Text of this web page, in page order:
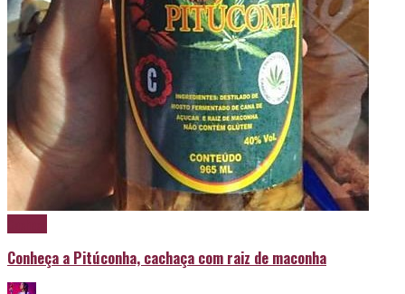
Conheça a Pitúconha, cachaça com raiz de maconha